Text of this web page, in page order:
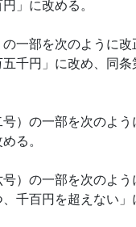
」に改める。
一部を次のように改
千円」に改め、同
）の一部を次のよう
る。
）の一部を次のよう
千百円を超えない」